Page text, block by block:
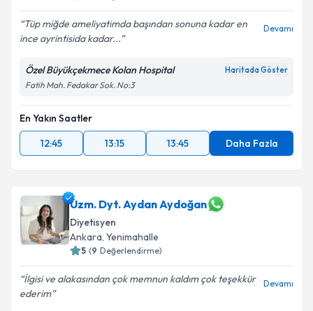
Tüp miğde ameliyatimda başından sonuna kadar en
ince ayrintisida kadar...
Devamı
Özel Büyükçekmece Kolan Hospital Haritada Göster
Fatih Mah. Fedakar Sok. No:3
En Yakın Saatler
12:45
13:15 13:45 Daha Fazla
Uzm. Dyt. Aydan Aydoğan
Diyetisyen
Ankara, Yenimahalle
5 (9 Değerlendirme)
İlgisi ve alakasından çok memnun kaldım çok teşekkür
ederim
Devamı